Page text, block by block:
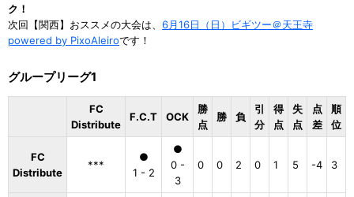
ク！
次回【関西】おススメの大会は、 6月16日（日）ビギツー＠天王寺
powered by PixoAleiroです！
グループリーグ1
FC
Distribute
F.C.T OCK
勝
点
勝 負
引
分
得
点
失
点
点
差
順
位
FC
Distribute
***
●
1 - 2
●
0 -
3
0 0 2 0 1 5 -4 3